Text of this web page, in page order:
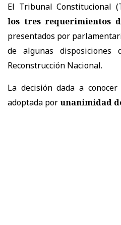
El Tribunal Constitucional
los tres requerimientos
presentados por
de algunas
Reconstrucción Nacional.
La decisión dada a
adoptada porunanimidad